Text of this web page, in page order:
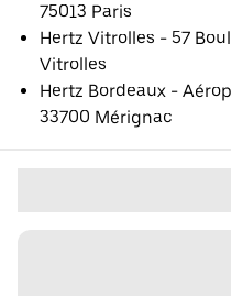
75013 Paris
Hertz Vitrolles - 57
Vitrolles
Hertz Bordeaux -
33700 Mérignac